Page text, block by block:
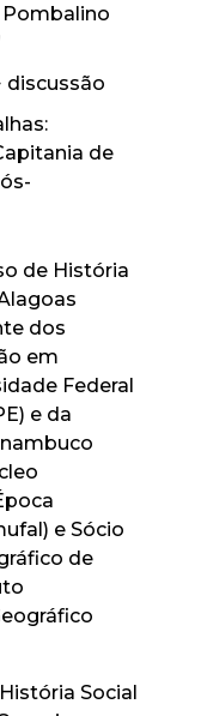
Pombalino
discussão
de
de História
dos
em
Federal
e da
e Sócio
de
Social